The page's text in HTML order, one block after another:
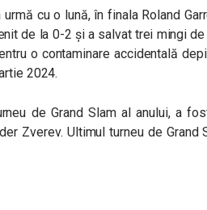
cu o lună, în finala Roland
de la 0-2 și a salvat trei mingi
o contaminare accidentală
2024.
de Grand Slam al anului, a
Zverev. Ultimul turneu de Grand